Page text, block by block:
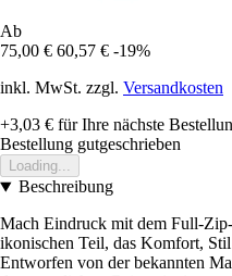
Ab
75,00 € 60,57 € -19%
inkl. MwSt. zzgl. Versandkosten
+3,03 € für Ihre nächste
Bestellung gutgeschrieben
Loading...
Beschreibung
Mach Eindruck mit dem Full-
ikonischen Teil, das Komfort,
Entworfen von der bekannten